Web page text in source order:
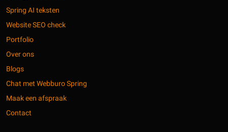
Spring AI teksten
Website SEO check
Portfolio
Over ons
Blogs
Chat met Webburo Spring
Maak een afspraak
Contact